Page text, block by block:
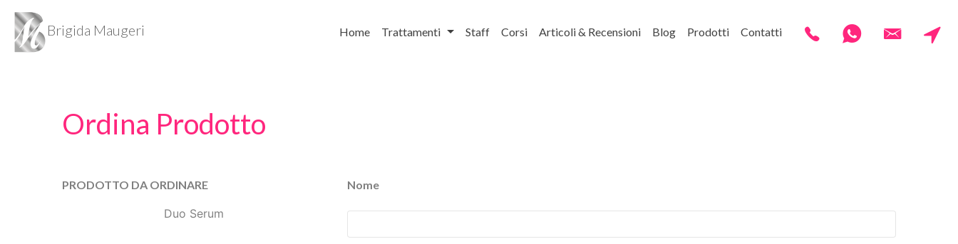
Brigida Maugeri Home Trattamenti Staff Corsi Articoli & Recensioni Blog Prodotti Contatti
Ordina Prodotto
PRODOTTO DA ORDINARE
Duo Serum
Nome